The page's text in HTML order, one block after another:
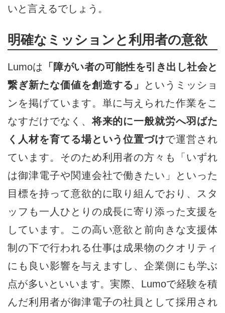
いと言えるでしょう。
明確なミッションと利用者の意欲
Lumoは
「障がい者の可能性を引き出し社会と
繋ぎ新たな価値を創造する」
というミッショ
ンを掲げています。単に与えられた作業をこ
なすだけでなく、将来的に一般就労へ羽ばた
く人材を育てる場という位置づけで運営され
ています。そのため利用者の方々も「いずれ
は御津電子や関連会社で働きたい」といった
目標を持って意欲的に取り組んでおり、スタ
ッフも一人ひとりの成長に寄り添った支援を
しています。この高い意欲と前向きな支援体
制の下で行われる仕事は成果物のクオリティ
にも良い影響を与えますし、企業側にも学ぶ
点が多いといいます。実際、Lumoで経験を積
んだ利用者が御津電子の社員として採用され